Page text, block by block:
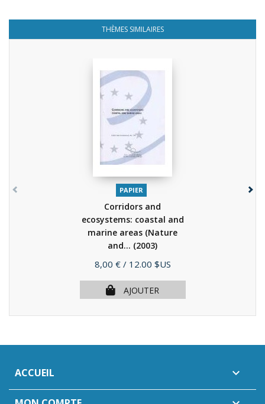
THÈMES SIMILAIRES
PAPIER
Corridors and
ecosystems: coastal and
marine areas (Nature
and... (2003)
Prix
8,00 € / 12.00 $US
AJOUTER
ACCUEIL 